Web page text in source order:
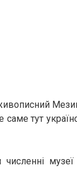
тут
численні